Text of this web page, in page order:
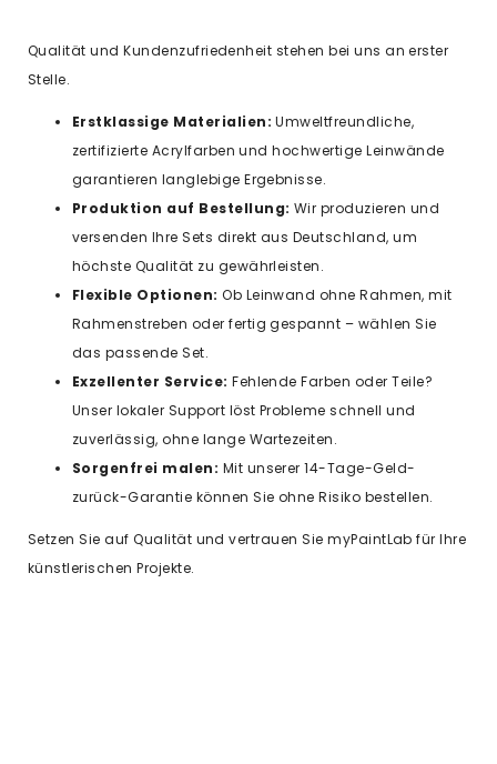
Qualität und Kundenzufriedenheit stehen bei uns an erster
Stelle.
Erstklassige Materialien: Umweltfreundliche,
zertifizierte Acrylfarben und hochwertige Leinwände
garantieren langlebige Ergebnisse.
Produktion auf Bestellung: Wir produzieren und
versenden Ihre Sets direkt aus Deutschland, um
höchste Qualität zu gewährleisten.
Flexible Optionen: Ob Leinwand ohne Rahmen, mit
Rahmenstreben oder fertig gespannt – wählen Sie
das passende Set.
Exzellenter Service: Fehlende Farben oder Teile?
Unser lokaler Support löst Probleme schnell und
zuverlässig, ohne lange Wartezeiten.
Sorgenfrei malen: Mit unserer 14-Tage-Geld-
zurück-Garantie können Sie ohne Risiko bestellen.
Setzen Sie auf Qualität und vertrauen Sie myPaintLab für Ihre
künstlerischen Projekte.